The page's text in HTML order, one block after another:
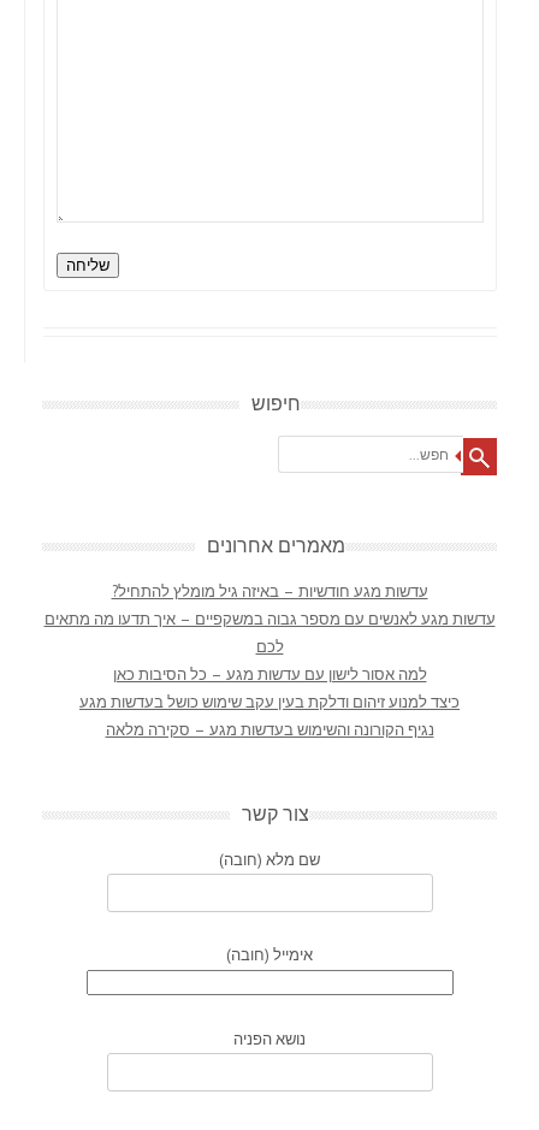
שליחה
חיפוש
מאמרים אחרונים
עדשות מגע חודשיות – באיזה גיל מומלץ להתחיל?
עדשות מגע לאנשים עם מספר גבוה במשקפיים – איך תדעו מה מתאים
לכם
למה אסור לישון עם עדשות מגע – כל הסיבות כאן
כיצד למנוע זיהום ודלקת בעין עקב שימוש כושל בעדשות מגע
נגיף הקורונה והשימוש בעדשות מגע – סקירה מלאה
צור קשר
שם מלא (חובה)
אימייל (חובה)
נושא הפניה